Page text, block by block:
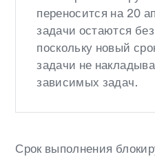
переносится на 20
задачи остаются
поскольку новый
задачи не
зависимых задач.
Срок выполнения